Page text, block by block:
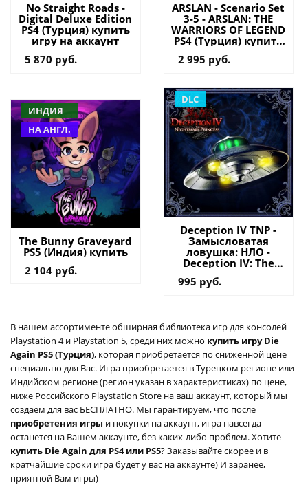
No Straight Roads -
Digital Deluxe Edition
PS4 (Турция) купить
игру на аккаунт
5 870 руб.
ARSLAN - Scenario Set
3-5 - ARSLAN: THE
WARRIORS OF LEGEND
PS4 (Турция) купить
дополнение на
аккаунт
2 995 руб.
ИНДИЯ
НА АНГЛ.
The Bunny Graveyard
PS5 (Индия) купить
2 104 руб.
DLC
Deception IV TNP -
Замысловатая
ловушка: НЛО -
Deception IV: The
Nightmare Princess
PS4 (Турция) купить
995 руб.
В нашем ассортименте обширная библиотека игр для консолей
Playstation 4 и Playstation 5, среди них можно купить игру Die
Again PS5 (Турция), которая приобретается по сниженной цене
специально для Вас. Игра приобретается в Турецком регионе или
Индийском регионе (регион указан в характеристиках) по цене,
ниже Российского Playstation Store на ваш аккаунт, который мы
создаем для вас БЕСПЛАТНО. Мы гарантируем, что после
приобретения игры и покупки на аккаунт, игра навсегда
останется на Вашем аккаунте, без каких-либо проблем. Хотите
купить Die Again для PS4 или PS5? Заказывайте скорее и в
кратчайшие сроки игра будет у вас на аккаунте) И заранее,
приятной Вам игры)